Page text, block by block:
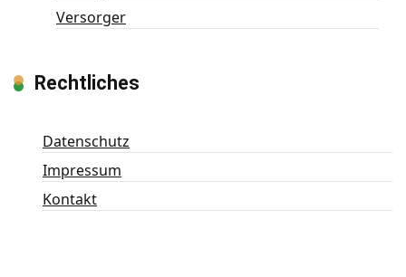
Versorger
Rechtliches
Datenschutz
Impressum
Kontakt